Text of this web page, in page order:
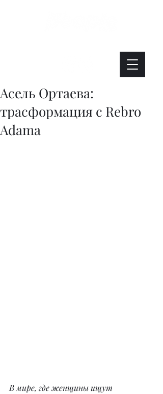
Асель Ортаева:
трасформация с Rebro
Adama
В мире, где женщины ищут